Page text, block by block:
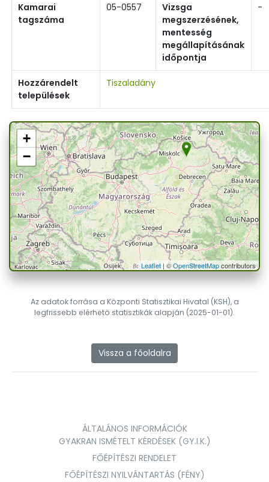
Kamarai
tagszáma
05-0557
Vizsga
megszerzésének,
mentesség
megállapításának
időpontja
-
Hozzárendelt
települések
Tiszaladány
+
−
Leaflet| ©OpenStreetMapcontributors
Az adatok forrása a Központi Statisztikai Hivatal (KSH), a
legfrissebb elérhető statisztikák alapján (2025-01-01).
Vissza a főoldalra
ÁLTALÁNOS INFORMÁCIÓK
GYAKRAN ISMÉTELT KÉRDÉSEK (GY.I.K.)
FŐÉPÍTÉSZI RENDELET
FŐÉPÍTÉSZI NYILVÁNTARTÁS (FÉNY)